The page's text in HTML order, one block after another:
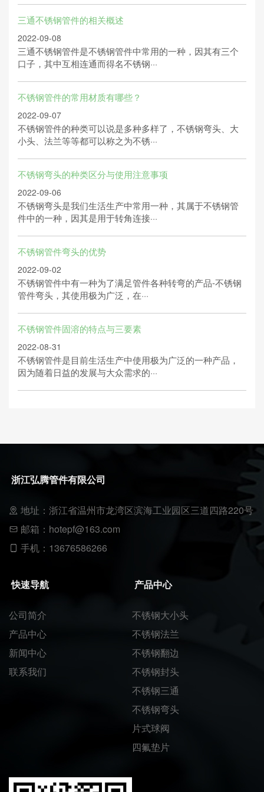
三通不锈钢管件的相关概述
2022-09-08
三通不锈钢管件是不锈钢管件中常用的一种，因其有三个
口子，其中互相连通而得名不锈钢···
不锈钢管件的常用材质有哪些？
2022-09-07
不锈钢管件的种类可以说是多种多样了，不锈钢弯头、大
小头、法兰等等都可以称之为不锈···
不锈钢弯头的种类区分与使用注意事项
2022-09-06
不锈钢弯头是我们生活生产中常用一种，其属于不锈钢管
件中的一种，因其是用于转角连接···
不锈钢管件弯头的优势
2022-09-02
不锈钢管件中有一种为了满足管件各种转弯的产品-不锈钢
管件弯头，其使用极为广泛，在···
不锈钢管件固溶的特点与三要素
2022-08-31
不锈钢管件是目前生活生产中使用极为广泛的一种产品，
因为随着日益的发展与大众需求的···
浙江弘腾管件有限公司
地址：浙江省温州市龙湾区滨海工业园区三道四路220号
邮箱：hotepf@163.com
手机：13676586266
快速导航
公司简介
产品中心
新闻中心
联系我们
产品中心
不锈钢大小头
不锈钢法兰
不锈钢翻边
不锈钢封头
不锈钢三通
不锈钢弯头
片式球阀
四氟垫片